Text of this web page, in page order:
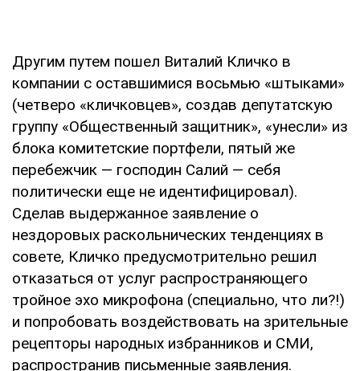
Другим путем пошел Виталий Кличко в
компании с оставшимися восьмью «штыками»
(четверо «кличковцев», создав депутатскую
группу «Общественный защитник», «унесли» из
блока комитетские портфели, пятый же
перебежчик — господин Салий — себя
политически еще не идентифицировал).
Сделав выдержанное заявление о
нездоровых раскольнических тенденциях в
совете, Кличко предусмотрительно решил
отказаться от услуг распространяющего
тройное эхо микрофона (специально, что ли?!)
и попробовать воздействовать на зрительные
рецепторы народных избранников и СМИ,
распространив письменные заявления.